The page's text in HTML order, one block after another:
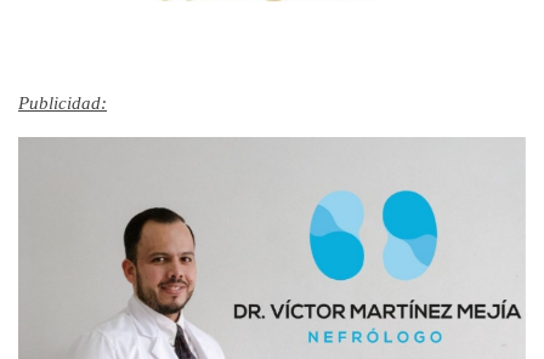
Publicidad: